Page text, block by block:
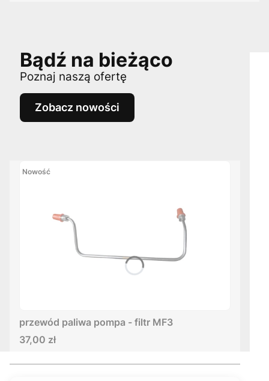
Bądź na bieżąco
Poznaj naszą ofertę
Zobacz nowości
Nowość
przewód paliwa pompa - filtr MF3
Cena
37,00 zł